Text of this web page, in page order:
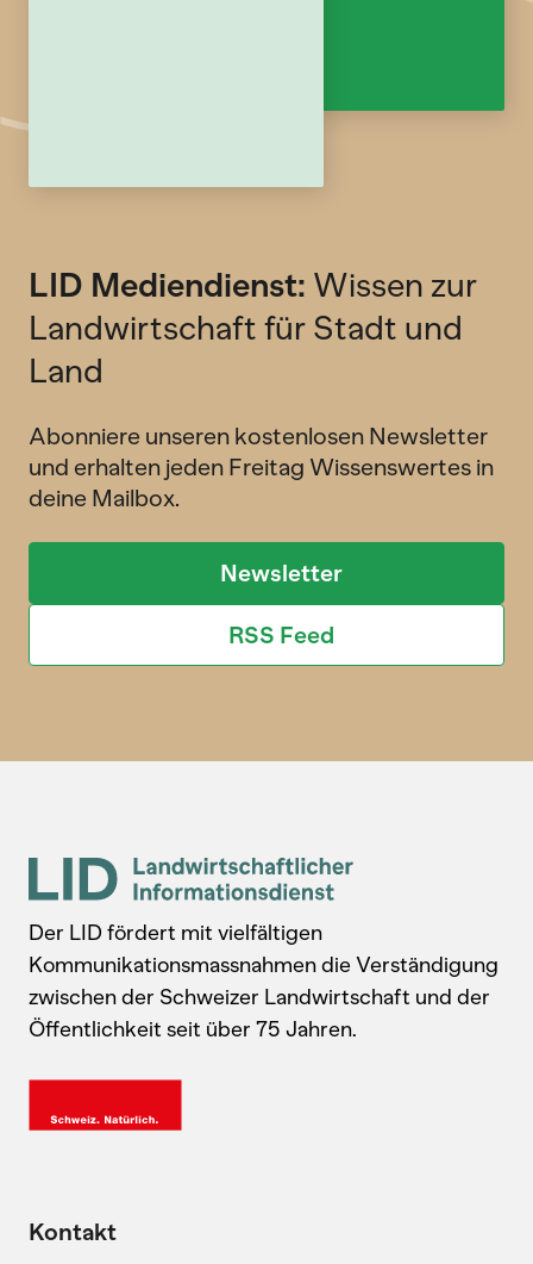
LID Mediendienst: Wissen zur
Landwirtschaft für Stadt und
Land
Abonniere unseren kostenlosen Newsletter
und erhalten jeden Freitag Wissenswertes in
deine Mailbox.
Newsletter
RSS Feed
Der LID fördert mit vielfältigen
Kommunikationsmassnahmen die Verständigung
zwischen der Schweizer Landwirtschaft und der
Öffentlichkeit seit über 75 Jahren.
Kontakt